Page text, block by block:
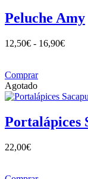
Peluche Amy
12,50€ - 16,90€
Comprar
Agotado
Portalápices
22,00€